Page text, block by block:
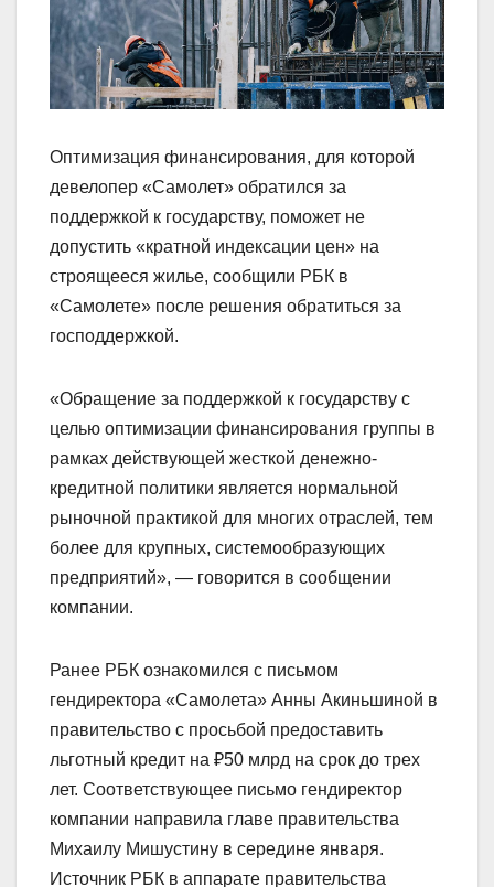
Оптимизация финансирования, для которой
девелопер «Самолет» обратился за
поддержкой к государству, поможет не
допустить «кратной индексации цен» на
строящееся жилье, сообщили РБК в
«Самолете» после решения обратиться за
господдержкой.
«Обращение за поддержкой к государству с
целью оптимизации финансирования группы в
рамках действующей жесткой денежно-
кредитной политики является нормальной
рыночной практикой для многих отраслей, тем
более для крупных, системообразующих
предприятий», — говорится в сообщении
компании.
Ранее РБК ознакомился с письмом
гендиректора «Самолета» Анны Акиньшиной в
правительство с просьбой предоставить
льготный кредит на ₽50 млрд на срок до трех
лет. Соответствующее письмо гендиректор
компании направила главе правительства
Михаилу Мишустину в середине января.
Источник РБК в аппарате правительства